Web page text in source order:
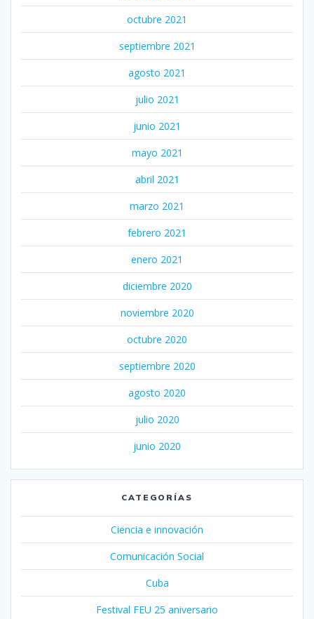
octubre 2021
septiembre 2021
agosto 2021
julio 2021
junio 2021
mayo 2021
abril 2021
marzo 2021
febrero 2021
enero 2021
diciembre 2020
noviembre 2020
octubre 2020
septiembre 2020
agosto 2020
julio 2020
junio 2020
CATEGORÍAS
Ciencia e innovación
Comunicación Social
Cuba
Festival FEU 25 aniversario